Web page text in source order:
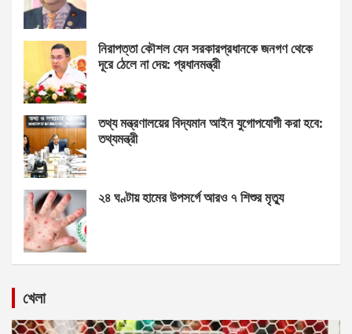
নিরাপত্তা কৌশল যেন সরকারপ্রধানকে জনগণ থেকে
দূরে ঠেলে না দেয়: প্রধানমন্ত্রী
তথ্য মন্ত্রণালয়ের বিদ্যমান আইন যুগোপযোগী করা হবে:
তথ্যমন্ত্রী
২৪ ঘণ্টায় হামের উপসর্গে আরও ৭ শিশুর মৃত্যু
খেলা